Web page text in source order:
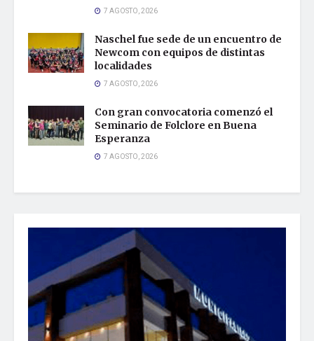
7 AGOSTO, 2026
Naschel fue sede de un encuentro de
Newcom con equipos de distintas
localidades
7 AGOSTO, 2026
Con gran convocatoria comenzó el
Seminario de Folclore en Buena
Esperanza
7 AGOSTO, 2026